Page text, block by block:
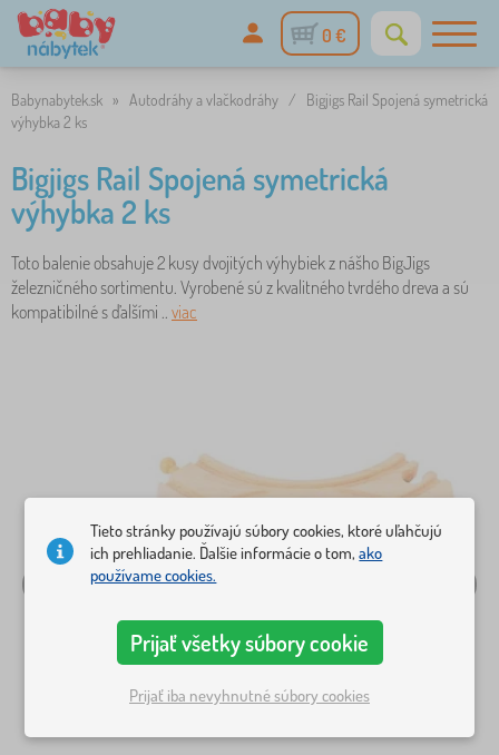
0 €
Babynabytek.sk » Autodráhy a vlačkodráhy /
Bigjigs Rail Spojená symetrická
výhybka 2 ks
Bigjigs Rail Spojená symetrická
výhybka 2 ks
Toto balenie obsahuje 2 kusy dvojitých výhybiek z nášho BigJigs
železničného sortimentu. Vyrobené sú z kvalitného tvrdého dreva a sú
kompatibilné s ďalšími .. viac
Tieto stránky používajú súbory cookies, ktoré uľahčujú
ich prehliadanie. Ďalšie informácie o tom,ako
používame cookies.
Prijať všetky súbory cookie
Prijať iba nevyhnutné súbory cookies